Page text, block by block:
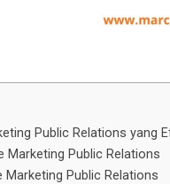
Public Relations yang
Marketing Public Relations
Public Relations